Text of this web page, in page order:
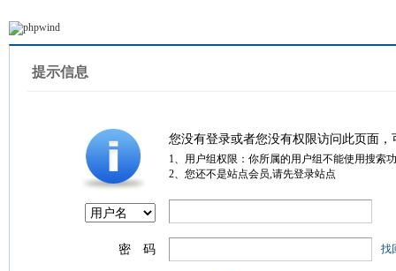
提示信息
您没有登录或者您没有权限访问此页面
1、用户组权限：你所属的用户组不能使用搜索
2、您还不是站点会员,请先登录站点
密 码 找